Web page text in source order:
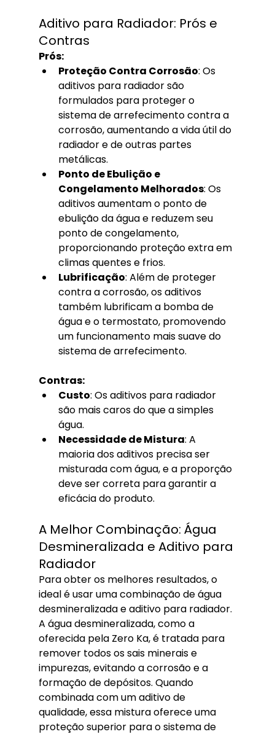
Aditivo para Radiador: Prós e
Contras
Prós:
Proteção Contra Corrosão: Os
aditivos para radiador são
formulados para proteger o
sistema de arrefecimento contra a
corrosão, aumentando a vida útil do
radiador e de outras partes
metálicas.
Ponto de Ebulição e
Congelamento Melhorados: Os
aditivos aumentam o ponto de
ebulição da água e reduzem seu
ponto de congelamento,
proporcionando proteção extra em
climas quentes e frios.
Lubrificação: Além de proteger
contra a corrosão, os aditivos
também lubrificam a bomba de
água e o termostato, promovendo
um funcionamento mais suave do
sistema de arrefecimento.
Contras:
Custo: Os aditivos para radiador
são mais caros do que a simples
água.
Necessidade de Mistura: A
maioria dos aditivos precisa ser
misturada com água, e a proporção
deve ser correta para garantir a
eficácia do produto.
A Melhor Combinação: Água
Desmineralizada e Aditivo para
Radiador
Para obter os melhores resultados, o
ideal é usar uma combinação de água
desmineralizada e aditivo para radiador.
A água desmineralizada, como a
oferecida pela Zero Ka, é tratada para
remover todos os sais minerais e
impurezas, evitando a corrosão e a
formação de depósitos. Quando
combinada com um aditivo de
qualidade, essa mistura oferece uma
proteção superior para o sistema de